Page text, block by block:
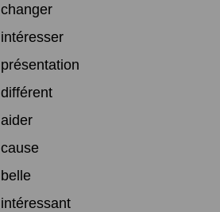
changer
intéresser
présentation
différent
aider
cause
belle
intéressant